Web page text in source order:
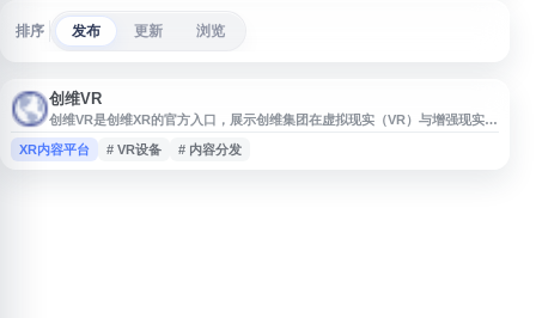
排序 发布 更新 浏览
创维VR
创维VR是创维XR的官方入口，展示创维集团在虚拟现实（VR）与增强现实
（AR）领域的产业布局。网站主要介绍VR设备、系统平台、内容分发以及交
互技术等相关产品与服务，适合关注创维XR、VR硬件、XR行业方案及技术研
XR内容平台 # VR设备 # 内容分发